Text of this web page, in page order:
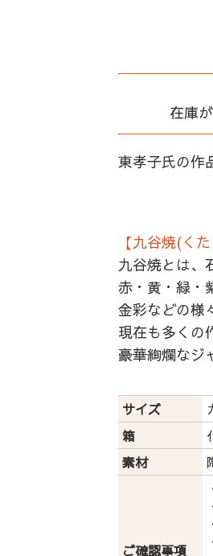
在庫
東孝子氏の作
【九谷焼(く
九谷焼とは、
赤・黄・緑・
金彩などの様
現在も多くの
豪華絢爛なジ
サイズ
箱
素材
ご確認事項